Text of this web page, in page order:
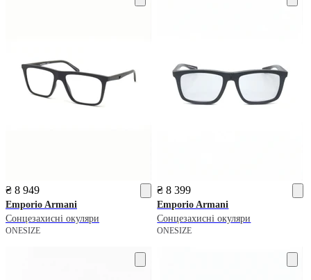
₴ 8 949
Emporio Armani
Сонцезахисні окуляри
ONESIZE
₴ 8 399
Emporio Armani
Сонцезахисні окуляри
ONESIZE